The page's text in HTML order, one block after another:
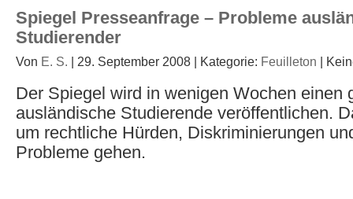
Spiegel Presseanfrage – Probleme
Studierender
Von E. S. | 29. September 2008 | Kategorie: Feuilleton |
Der Spiegel wird in wenigen Wochen einen
ausländische Studierende veröffentlichen.
um rechtliche Hürden, Diskriminierungen
Probleme gehen.